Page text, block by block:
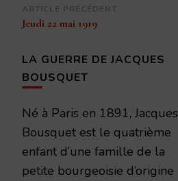
Navigation
d’article
Jeudi 22 mai 1919
LA GUERRE DE JACQUES
BOUSQUET
Né à Paris en 1891, Jacques
Bousquet est le quatrième
enfant d’une famille de la
petite bourgeoisie d’origine